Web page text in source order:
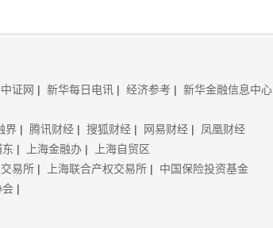
中证网 | 新华每日电讯 | 经济参考 | 新华金融信息中心
界 | 腾讯财经 | 搜狐财经 | 网易财经 | 凤凰财经
东 | 上海金融办 |
上海自贸区
交易所 | 上海联合产权交易所 | 中国保险投资基金
会 |